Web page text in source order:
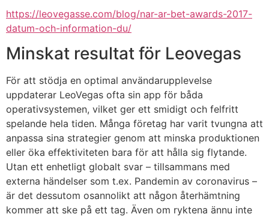
https://leovegasse.com/blog/nar-ar-bet-awards-2017-
datum-och-information-du/
Minskat resultat för Leovegas
För att stödja en optimal användarupplevelse
uppdaterar LeoVegas ofta sin app för båda
operativsystemen, vilket ger ett smidigt och felfritt
spelande hela tiden. Många företag har varit tvungna att
anpassa sina strategier genom att minska produktionen
eller öka effektiviteten bara för att hålla sig flytande.
Utan ett enhetligt globalt svar – tillsammans med
externa händelser som t.ex. Pandemin av coronavirus –
är det dessutom osannolikt att någon återhämtning
kommer att ske på ett tag. Även om ryktena ännu inte